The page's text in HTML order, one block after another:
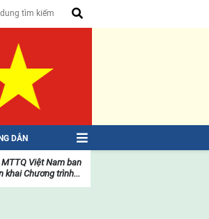
DẪN
Việt Nam ban
khai Chương trình...